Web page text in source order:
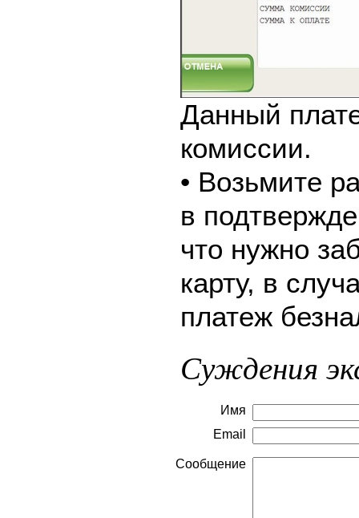
Данный
комиссии.
• Возьмите
в
что нужно
карту, в
платеж
Суждения
Имя
Email
Сообщение